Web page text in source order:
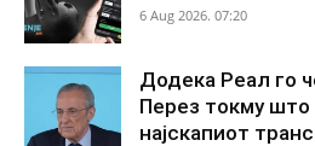
6 Aug 2026. 07:20
Додека Реал го
Перез токму што
најскапиот